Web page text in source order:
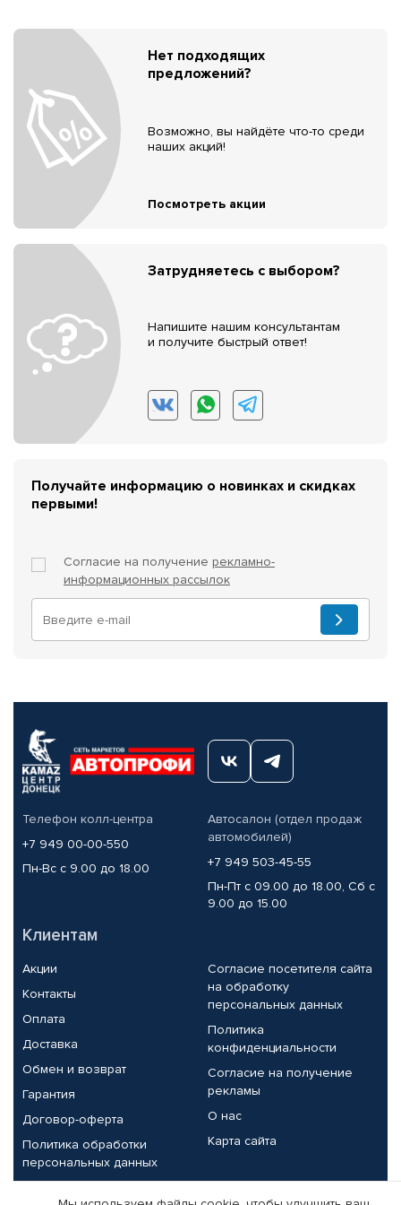
Нет подходящих
предложений?
Возможно, вы найдёте что-то среди
наших акций!
Посмотреть акции
Затрудняетесь с выбором?
Напишите нашим консультантам
и получите быстрый ответ!
Получайте информацию о новинках и скидках
первыми!
Согласие на получение рекламно-
информационных рассылок
Телефон колл-центра
+7 949 00-00-550
Пн-Вс с 9.00 до 18.00
Автосалон (отдел продаж
автомобилей)
+7 949 503-45-55
Пн-Пт с 09.00 до 18.00, Сб с
9.00 до 15.00
Клиентам
Акции
Контакты
Оплата
Доставка
Обмен и возврат
Гарантия
Договор-оферта
Политика обработки
персональных данных
Согласие посетителя сайта
на обработку
персональных данных
Политика
конфиденциальности
Согласие на получение
рекламы
О нас
Карта сайта